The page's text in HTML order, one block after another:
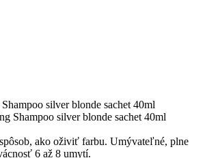
silver blonde sachet 40ml
ako oživiť farbu. Umývateľné, plne
6 až 8 umytí.